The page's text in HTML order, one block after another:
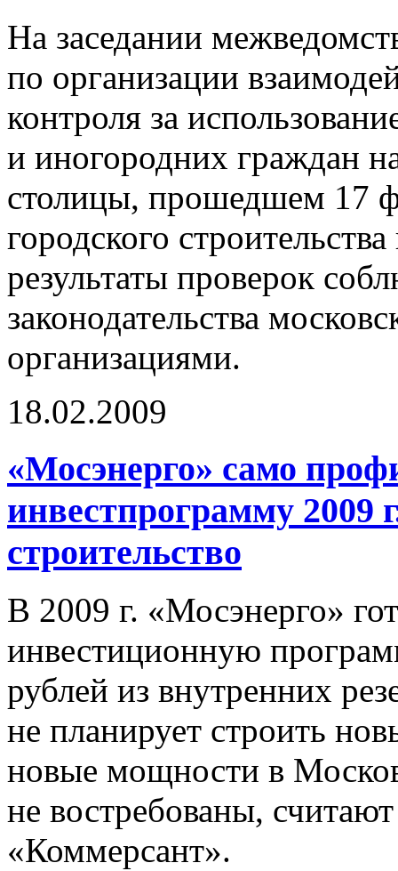
На заседании
по организации
контроля за
и иногородних граждан
столицы, прошедшем 17
городского
результаты проверок
законодательства
организациями.
18.02.2009
«Мосэнерго» само
инвестпрограмму 2009
строительство
В 2009 г. «Мосэнерго»
инвестиционную
рублей из внутренних
не планирует строить
новые мощности в
не востребованы,
«Коммерсант».